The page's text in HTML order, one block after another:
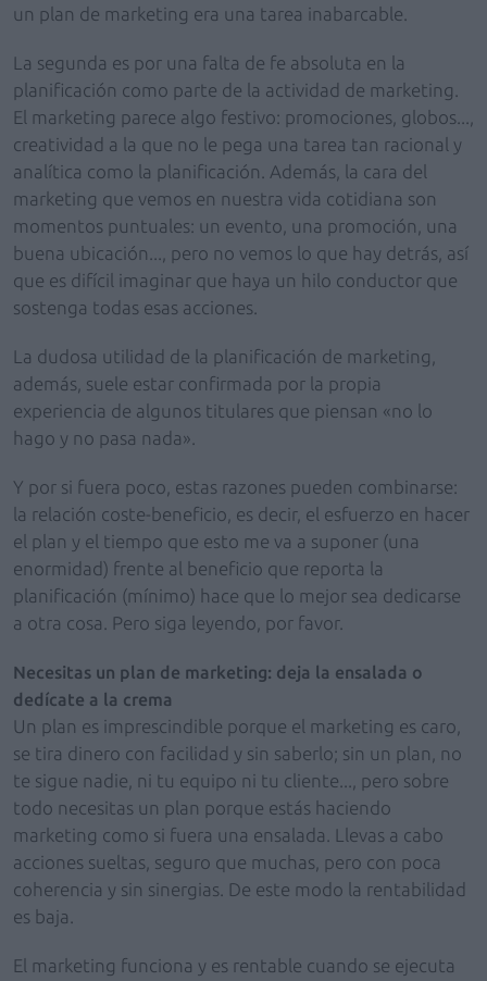
un plan de marketing era una tarea inabarcable.
La segunda es por una falta de fe absoluta en la
planificación como parte de la actividad de marketing.
El marketing parece algo festivo: promociones, globos...,
creatividad a la que no le pega una tarea tan racional y
analítica como la planificación. Además, la cara del
marketing que vemos en nuestra vida cotidiana son
momentos puntuales: un evento, una promoción, una
buena ubicación..., pero no vemos lo que hay detrás, así
que es difícil imaginar que haya un hilo conductor que
sostenga todas esas acciones.
La dudosa utilidad de la planificación de marketing,
además, suele estar confirmada por la propia
experiencia de algunos titulares que piensan «no lo
hago y no pasa nada».
Y por si fuera poco, estas razones pueden combinarse:
la relación coste-beneficio, es decir, el esfuerzo en hacer
el plan y el tiempo que esto me va a suponer (una
enormidad) frente al beneficio que reporta la
planificación (mínimo) hace que lo mejor sea dedicarse
a otra cosa. Pero siga leyendo, por favor.
Necesitas un plan de marketing: deja la ensalada o
dedícate a la crema
Un plan es imprescindible porque el marketing es caro,
se tira dinero con facilidad y sin saberlo; sin un plan, no
te sigue nadie, ni tu equipo ni tu cliente..., pero sobre
todo necesitas un plan porque estás haciendo
marketing como si fuera una ensalada. Llevas a cabo
acciones sueltas, seguro que muchas, pero con poca
coherencia y sin sinergias. De este modo la rentabilidad
es baja.
El marketing funciona y es rentable cuando se ejecuta